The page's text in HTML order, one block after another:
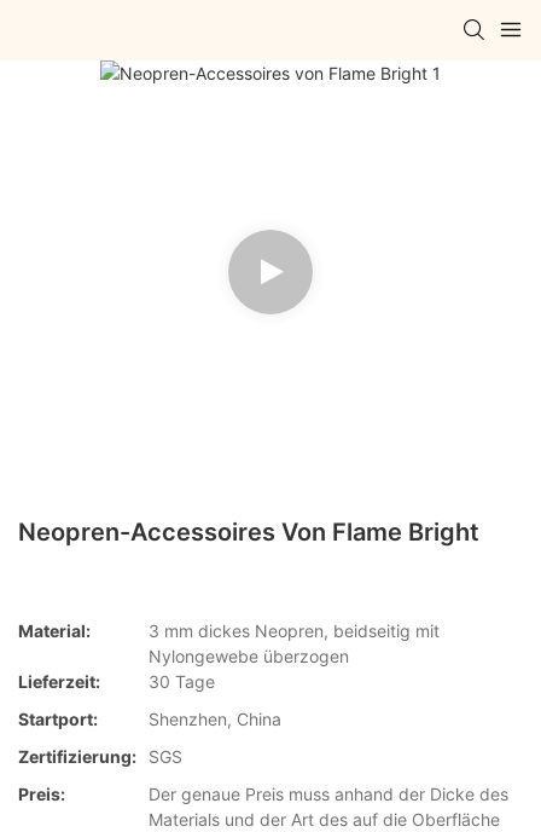
Neopren-Accessoires Von Flame Bright
Material:
3 mm dickes Neopren, beidseitig mit
Nylongewebe überzogen
Lieferzeit:
30 Tage
Startport:
Shenzhen, China
Zertifizierung:
SGS
Preis:
Der genaue Preis muss anhand der Dicke des
Materials und der Art des auf die Oberfläche